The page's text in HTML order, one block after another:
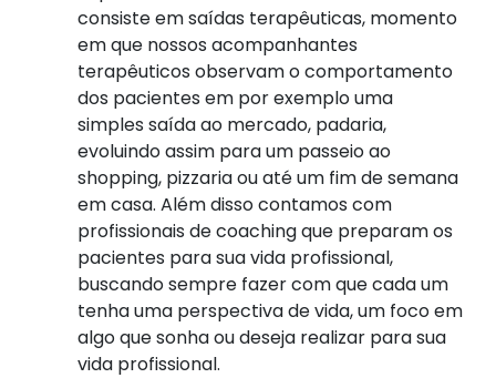
consiste em saídas terapêuticas, momento
em que nossos acompanhantes
terapêuticos observam o comportamento
dos pacientes em por exemplo uma
simples saída ao mercado, padaria,
evoluindo assim para um passeio ao
shopping, pizzaria ou até um fim de semana
em casa. Além disso contamos com
profissionais de coaching que preparam os
pacientes para sua vida profissional,
buscando sempre fazer com que cada um
tenha uma perspectiva de vida, um foco em
algo que sonha ou deseja realizar para sua
vida profissional.